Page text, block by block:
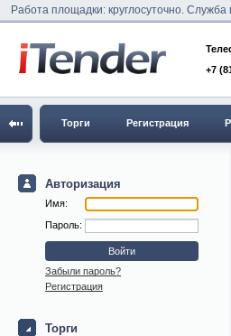
Работа площадки: круглосуточно.
+7
Торги Регистрация
Авторизация
Имя:
Пароль:
Забыли пароль?
Регистрация
Торги